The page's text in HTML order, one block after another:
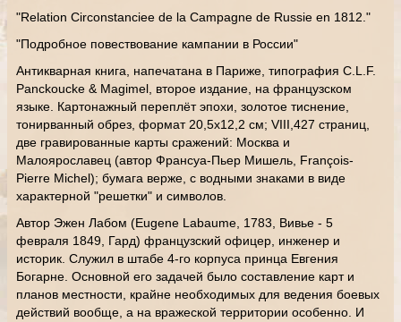
"Relation Circonstanciee de la Campagne de Russie en 1812."
"Подробное повествование кампании в России"
Антикварная книга, напечатана в Париже, типография C.L.F.
Panckoucke & Magimel, второе издание, на французском
языке. Картонажный переплёт эпохи, золотое тиснение,
тонирванный обрез, формат 20,5х12,2 см; VIII,427 страниц,
две гравированные карты сражений: Москва и
Малоярославец (автор Франсуа-Пьер Мишель, François-
Pierre Michel); бумага верже, с водными знаками в виде
характерной "решетки" и символов.
Автор Эжен Лабом (Eugene Labaume, 1783, Вивье - 5
февраля 1849, Гард) французский офицер, инженер и
историк. Служил в штабе 4-го корпуса принца Евгения
Богарне. Основной его задачей было составление карт и
планов местности, крайне необходимых для ведения боевых
действий вообще, а на вражеской территории особенно. И